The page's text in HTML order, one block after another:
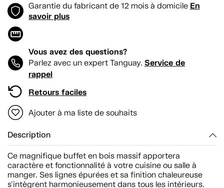
Garantie du fabricant de 12 mois à domicile En
savoir plus
Vous avez des questions?
Parlez avec un expert Tanguay. Service de
rappel
Retours faciles
Ajouter à ma liste de souhaits
Description
Ce magnifique buffet en bois massif apportera
caractère et fonctionnalité à votre cuisine ou salle à
manger. Ses lignes épurées et sa finition chaleureuse
s'intègrent harmonieusement dans tous les intérieurs.